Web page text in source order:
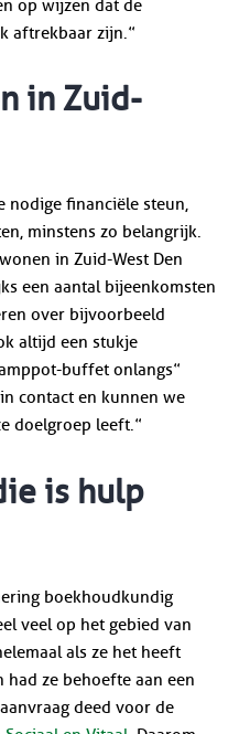
op wijzen dat de
aftrekbaar zijn.”
in Zuid-
nodige financiële steun,
minstens zo belangrijk.
in Zuid-West Den
een aantal bijeenkomsten
over bijvoorbeeld
altijd een stukje
buffet onlangs”
contact en kunnen we
doelgroep leeft.”
is hulp
boekhoudkundig
veel op het gebied van
als ze het heeft
had ze behoefte aan een
deed voor de